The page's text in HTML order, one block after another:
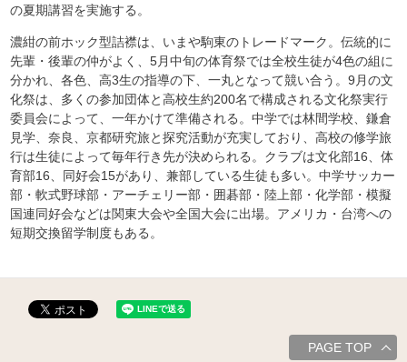
の夏期講習を実施する。
濃紺の前ホック型詰襟は、いまや駒東のトレードマーク。伝統的に
先輩・後輩の仲がよく、5月中旬の体育祭では全校生徒が4色の組に
分かれ、各色、高3生の指導の下、一丸となって競い合う。9月の文
化祭は、多くの参加団体と高校生約200名で構成される文化祭実行
委員会によって、一年かけて準備される。中学では林間学校、鎌倉
見学、奈良、京都研究旅と探究活動が充実しており、高校の修学旅
行は生徒によって毎年行き先が決められる。クラブは文化部16、体
育部16、同好会15があり、兼部している生徒も多い。中学サッカー
部・軟式野球部・アーチェリー部・囲碁部・陸上部・化学部・模擬
国連同好会などは関東大会や全国大会に出場。アメリカ・台湾への
短期交換留学制度もある。
PAGE TOP